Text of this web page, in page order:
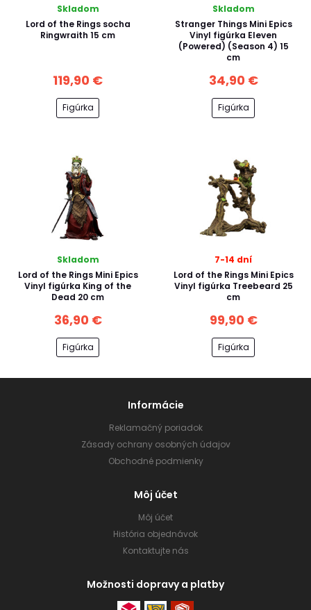
Skladom
Lord of the Rings socha
Ringwraith 15 cm
119,90 €
Figúrka
Skladom
Stranger Things Mini Epics
Vinyl figúrka Eleven
(Powered) (Season 4) 15
cm
34,90 €
Figúrka
Skladom
Lord of the Rings Mini Epics
Vinyl figúrka King of the
Dead 20 cm
36,90 €
Figúrka
7-14 dní
Lord of the Rings Mini Epics
Vinyl figúrka Treebeard 25
cm
99,90 €
Figúrka
Informácie
Reklamačný poriadok
Zásady ochrany osobných údajov
Obchodné podmienky
Môj účet
Môj účet
História objednávok
Kontaktujte nás
Možnosti dopravy a platby